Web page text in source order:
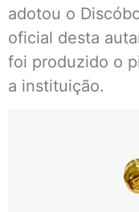
adotou o
oficial desta
foi produzido o
a instituição.